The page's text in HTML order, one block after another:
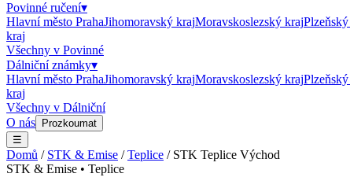
Povinné ručení▾
Hlavní město PrahaJihomoravský krajMoravskoslezský kraj
kraj
Všechny v Povinné
Dálniční známky▾
Hlavní město PrahaJihomoravský krajMoravskoslezský kraj
kraj
Všechny v Dálniční
O nás
Prozkoumat
☰
Domů / STK & Emise /Teplice / STK Teplice Východ
STK & Emise • Teplice